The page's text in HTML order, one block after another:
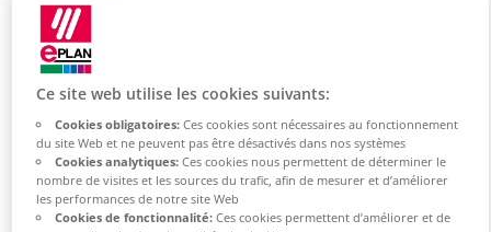
Chile
China
ZH
China Taiwan
EN
Colombia
ES
Croatia
HR
Ce site web utilise les cookies suivants:
Cookies obligatoires:Ces cookies sont nécessaires au fonctionnement
du site Web et ne peuvent pas être désactivés dans nos systèmes
Cookies analytiques:Ces cookies nous permettent de déterminer le
nombre de visites et les sources du trafic, afin de mesurer et d’améliorer
les performances de notre site Web
Cookies de fonctionnalité:Ces cookies permettent d’améliorer et de